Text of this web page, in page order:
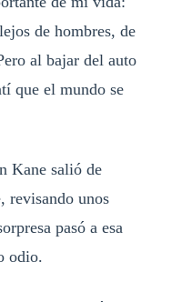
de hombres, de
al bajar del auto
que el mundo se
Kane salió de
revisando unos
pasó a esa
odio.